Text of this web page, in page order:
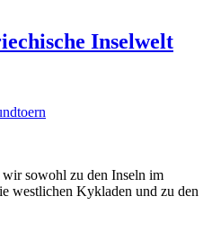
Inselwelt
sowohl zu den Inseln im
westlichen Kykladen und zu den